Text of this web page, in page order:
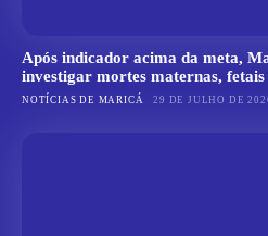
Após indicador acima da meta,
investigar mortes maternas,
NOTÍCIAS DE MARICÁ 29 DE JULHO DE